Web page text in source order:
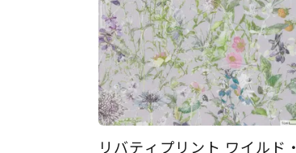
リバティプリント ワイルド・